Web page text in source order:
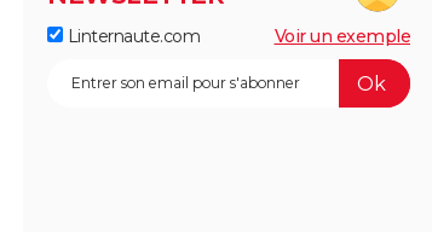
Linternaute.com Voir un exemple